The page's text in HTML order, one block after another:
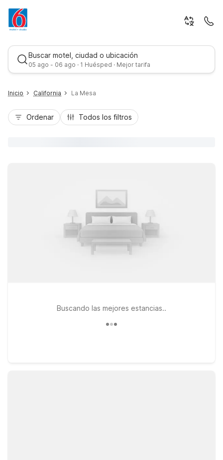
Buscar motel, ciudad o ubicación
05 ago - 06 ago · 1 Huésped · Mejor tarifa
Inicio California La Mesa
Ordenar Todos los filtros
Buscando las mejores estancias..